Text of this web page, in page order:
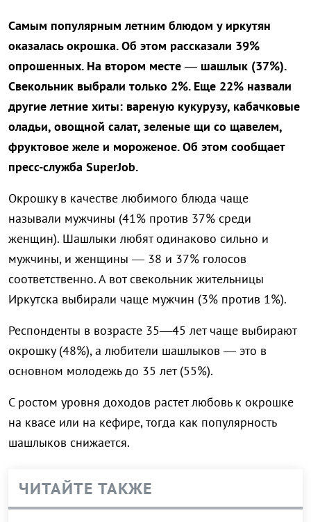
Самым популярным летним блюдом у иркутян
оказалась окрошка. Об этом рассказали 39%
опрошенных. На втором месте — шашлык (37%).
Свекольник выбрали только 2%. Еще 22% назвали
другие летние хиты: вареную кукурузу, кабачковые
оладьи, овощной салат, зеленые щи со щавелем,
фруктовое желе и мороженое. Об этом сообщает
пресс-служба SuperJob.
Окрошку в качестве любимого блюда чаще
называли мужчины (41% против 37% среди
женщин). Шашлыки любят одинаково сильно и
мужчины, и женщины — 38 и 37% голосов
соответственно. А вот свекольник жительницы
Иркутска выбирали чаще мужчин (3% против 1%).
Респонденты в возрасте 35—45 лет чаще выбирают
окрошку (48%), а любители шашлыков — это в
основном молодежь до 35 лет (55%).
С ростом уровня доходов растет любовь к окрошке
на квасе или на кефире, тогда как популярность
шашлыков снижается.
ЧИТАЙТЕ ТАКЖЕ